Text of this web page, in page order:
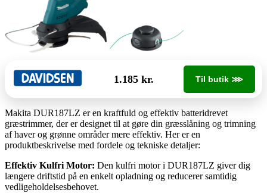
1.185 kr. Til butik ⋙
Makita DUR187LZ er en kraftfuld og effektiv batteridrevet
græstrimmer, der er designet til at gøre din græsslåning og trimning
af haver og grønne områder mere effektiv. Her er en
produktbeskrivelse med fordele og tekniske detaljer:
Effektiv Kulfri Motor: Den kulfri motor i DUR187LZ giver dig
længere driftstid på en enkelt opladning og reducerer samtidig
vedligeholdelsesbehovet.